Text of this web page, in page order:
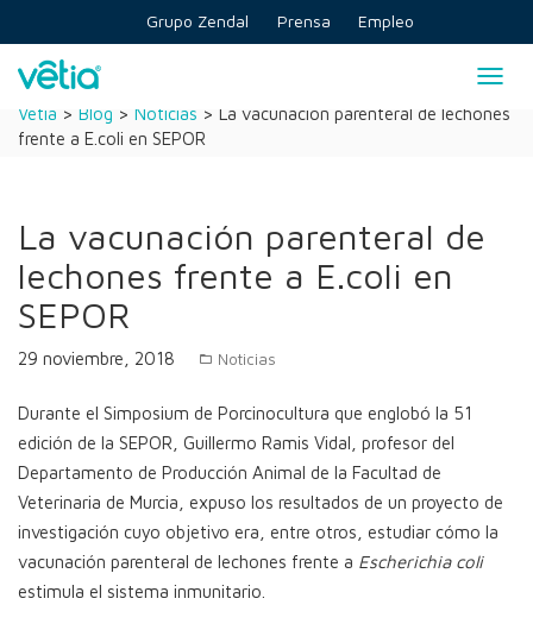
content
Grupo Zendal Prensa Empleo
Vetia > Blog > Noticias > La vacunación parenteral de lechones
frente a E.coli en SEPOR
La vacunación parenteral de
lechones frente a E.coli en
SEPOR
29 noviembre, 2018 Noticias
Durante el Simposium de Porcinocultura que englobó la 51
edición de la SEPOR, Guillermo Ramis Vidal, profesor del
Departamento de Producción Animal de la Facultad de
Veterinaria de Murcia, expuso los resultados de un proyecto de
investigación cuyo objetivo era, entre otros, estudiar cómo la
vacunación parenteral de lechones frente a Escherichia coli
estimula el sistema inmunitario.